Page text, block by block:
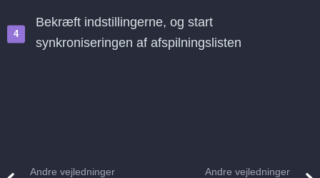
Bekræft indstillingerne, og start
synkroniseringen af afspilningslisten
Andre vejledninger Andre vejledninger